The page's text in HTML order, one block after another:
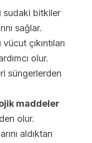
sudaki bitkiler
sağlar.
çıkıntıları
olur.
süngerlerden
maddeler
olur.
aldıktan